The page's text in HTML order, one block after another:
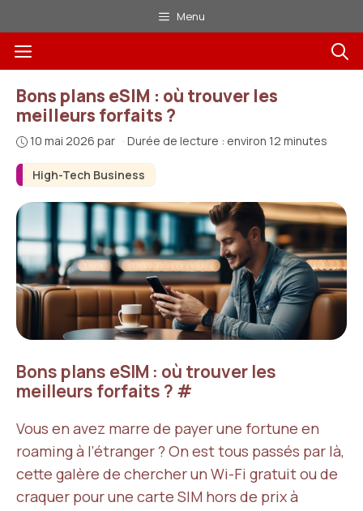
au
contenu
Menu
Menu
High-Tech Business
Bons plans eSIM : où trouver les
meilleurs forfaits ?
10 mai 2026 par · Durée de lecture : environ 12 minutes
Bons plans eSIM : où trouver les
meilleurs forfaits ? #
Vous en avez marre de payer une fortune en
roaming à l’étranger ? On est tous passés par là,
cette galère de chercher un Wi-Fi gratuit ou de
craquer pour une carte SIM hors de prix à